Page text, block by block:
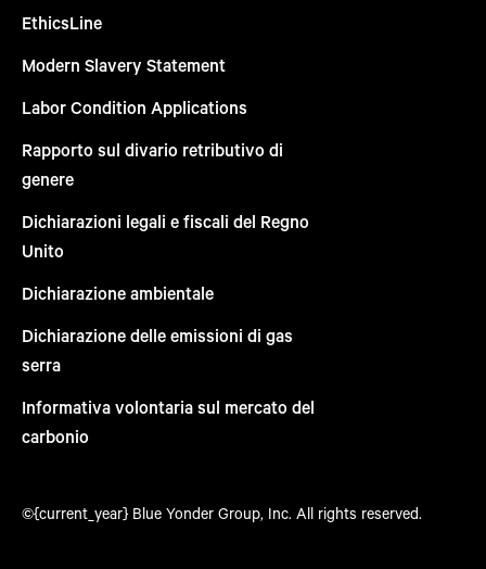
EthicsLine
Modern Slavery Statement
Labor Condition Applications
Rapporto sul divario retributivo di
genere
Dichiarazioni legali e fiscali del Regno
Unito
Dichiarazione ambientale
Dichiarazione delle emissioni di gas
serra
Informativa volontaria sul mercato del
carbonio
©{current_year} Blue Yonder Group, Inc. All rights reserved.